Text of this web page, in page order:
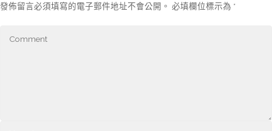
發佈留言必須填寫的電子郵件地址不會公開。 必填欄位標示為 *